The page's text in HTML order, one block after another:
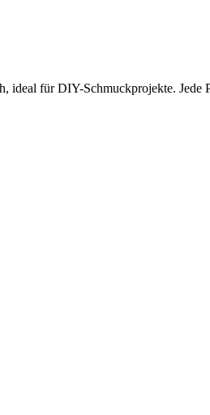
ideal für DIY-Schmuckprojekte. Jede